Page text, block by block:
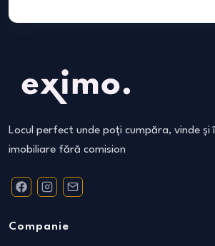
Locul perfect unde poți cumpăra, vinde
imobiliare fără comision
Companie